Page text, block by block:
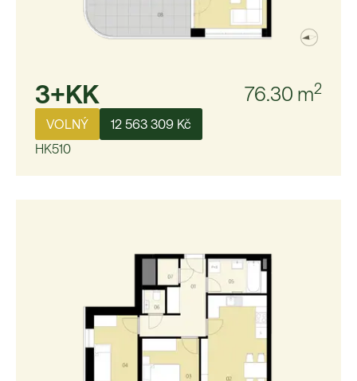
3+KK 76.30 m2
VOLNÝ
12 563 309 Kč
HK510